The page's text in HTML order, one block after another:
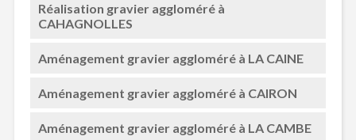
Réalisation gravier aggloméré à
CAHAGNOLLES
Aménagement gravier aggloméré à LA CAINE
Aménagement gravier aggloméré à CAIRON
Aménagement gravier aggloméré à LA CAMBE